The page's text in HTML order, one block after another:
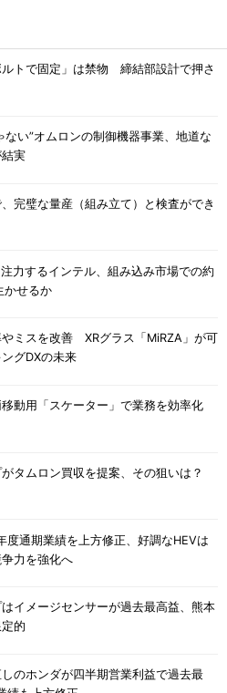
ルトで固定」は禁物 締結部設計で押さ
ない”オムロンの制御機器事業、地道な
実
完璧な量産（組み立て）と検査ができ
力するインテル、組み込み市場での約
かせるか
ミスを改善 XRグラス「MiRZA」が可
グDXの未来
動用「スケーター」で業務を効率化
がタムロン買収を提案、その狙いは？
度通期業績を上方修正、好調なHEVは
力を強化へ
イメージセンサーが過去最高益、熊本
的
のホンダが四半期営業利益で過去最